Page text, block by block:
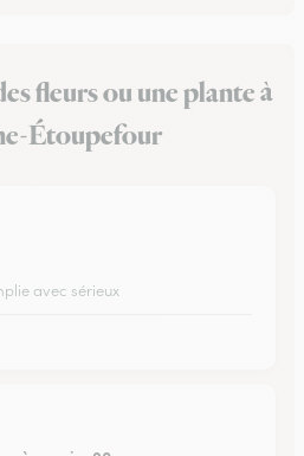
fleurs ou une plante à
Étoupefour
avec sérieux